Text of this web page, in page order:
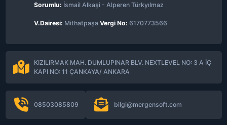
Sorumlu: İsmail Alkaşi - Alperen Türkyılmaz
V.Dairesi: Mithatpaşa Vergi No: 6170773566
KIZILIRMAK MAH. DUMLUPINAR BLV. NEXTLEVEL NO: 3 A İÇ
KAPI NO: 11 ÇANKAYA/ ANKARA
08503085809 bilgi@mergensoft.com